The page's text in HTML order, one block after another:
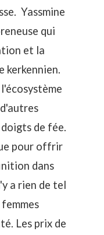
Yassmine
qui
et la
kerkennien.
de fée.
pour offrir
dans
a rien de tel
Les prix de